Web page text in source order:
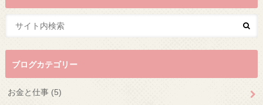
ブログカテゴリー
お金と仕事 (5)